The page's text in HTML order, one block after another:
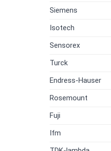
Siemens
Isotech
Sensorex
Turck
Endress-Hauser
Rosemount
Fuji
Ifm